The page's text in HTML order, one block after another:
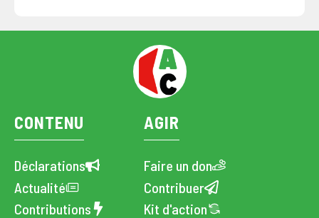
CONTENU
Déclarations
Actualité
Contributions
AGIR
Faire un don
Contribuer
Kit d'action